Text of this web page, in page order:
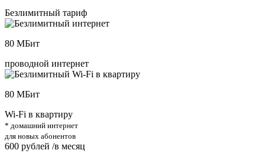
Безлимитный тариф
80 МБит
проводной интернет
80 МБит
Wi-Fi в квартиру
* домашний интернет
для новых абонентов
600 рублей /в месяц